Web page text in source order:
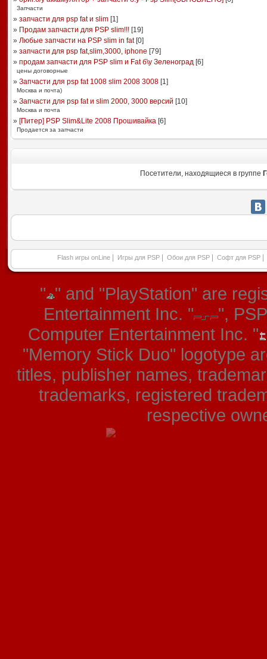
Запчасти
» запчасти для psp fat и slim[1]
» Продам запчасти для PSP slim!!![19]
» Любые запчасти на PSP slim in fat[0]
» запчасти для psp fat,slim,3000, iphone [79]
» продам запчасти для PSP slim и Fat б\у Зеленоград[6]
цены договорные
» Запчасти для psp fat 1008 slim 2008 3008[1]
Москва и почта)
» Запчасти для psp fat и slim 2000, 3000 версий [10]
Москва и почта
» [Питер] PSP Slim&Lite 2008 Прошивайка[6]
Продается за запчасти
Посетители, находящиеся в группе
Flash игры onLine Игры для PSP Обои для PSP Софт для PSP
" " and "PlayStation" are
Entertainment Inc. "
",
Computer Entertainment Inc. "
"Memory Stick Duo" logotype
titles, publisher names,
trademarks, registered
respective